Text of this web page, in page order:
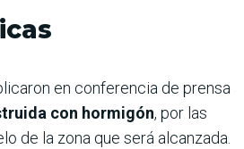
en conferencia de prensa
con hormigón, por las
de la zona que será alcanzada.